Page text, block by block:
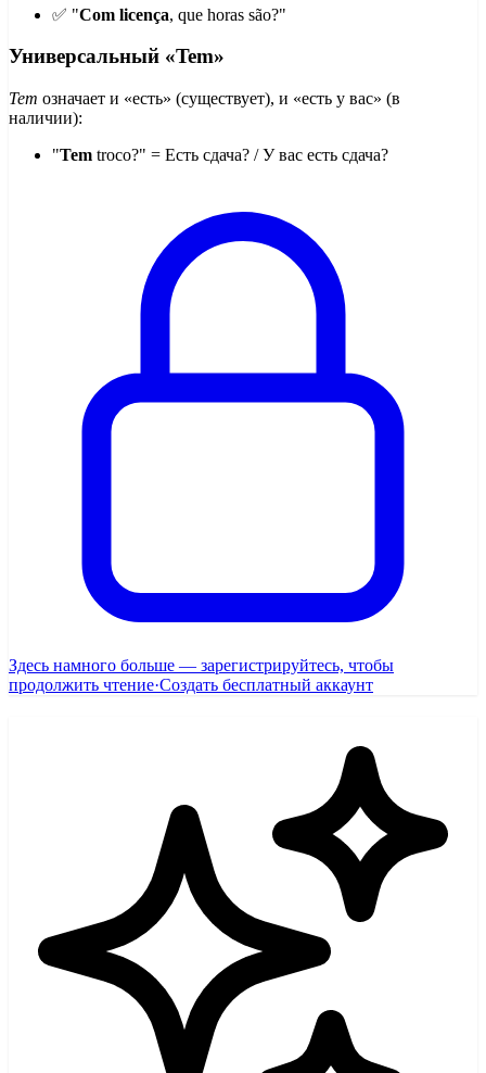
✅ "Com licença, que horas são?"
Универсальный «Tem»
Tem означает и «есть» (существует), и «есть у вас» (в
наличии):
"Tem troco?" = Есть сдача? / У вас есть сдача?
Здесь намного больше — зарегистрируйтесь, чтобы
продолжить чтение·Создать бесплатный аккаунт